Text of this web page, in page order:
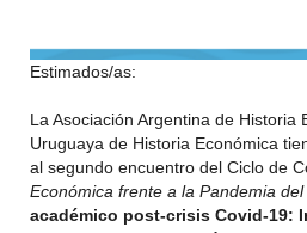
Estimados/as:
La Asociación Argentina de Historia
Uruguaya de Historia Económica
al segundo encuentro del Ciclo de
Económica frente a la Pandemia del
académico post-crisis Covid-19: